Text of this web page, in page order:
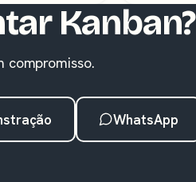
Kanban?
compromisso.
WhatsApp